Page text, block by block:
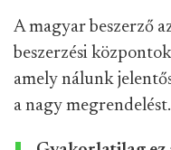
A magyar beszerző
beszerzési
amely nálunk
a nagy megrendelést.